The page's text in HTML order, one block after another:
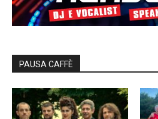
PAUSA CAFFÈ